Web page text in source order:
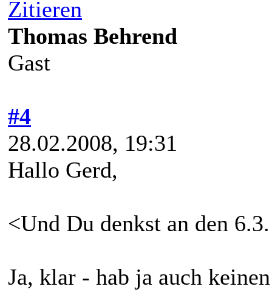
Zitieren
Thomas Behrend
Gast
#4
28.02.2008, 19:31
Hallo Gerd,
<Und Du denkst an den
Ja, klar - hab ja auch